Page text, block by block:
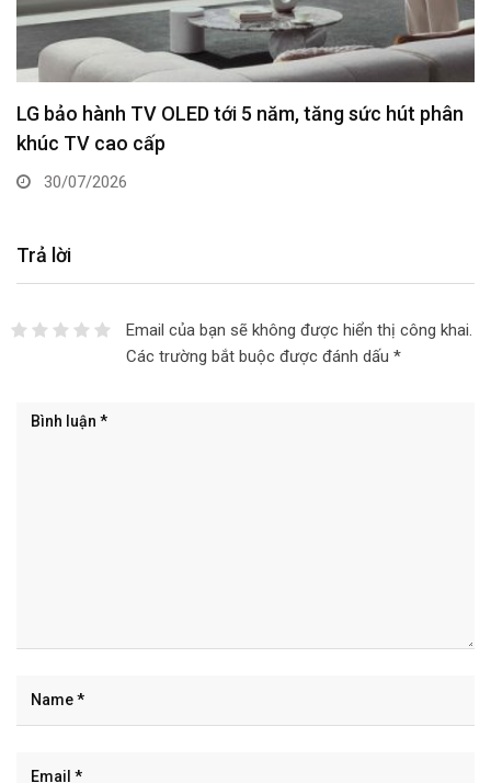
LG bảo hành TV OLED tới 5 năm, tăng sức hút phân
khúc TV cao cấp
30/07/2026
Trả lời
Email của bạn sẽ không được hiển thị công khai.
Các trường bắt buộc được đánh dấu *